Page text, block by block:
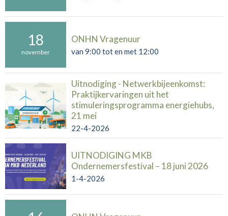
18
november
ONHN Vragenuur
van 9:00 tot en met 12:00
Uitnodiging - Netwerkbijeenkomst:
Praktijkervaringen uit het
stimuleringsprogramma energiehubs,
21 mei
22-4-2026
UITNODIGING MKB
Ondernemersfestival – 18 juni 2026
1-4-2026